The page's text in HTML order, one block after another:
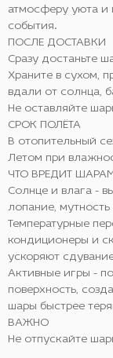
атмосферу уюта и
события.
ПОСЛЕ ДОСТАВКИ
Сразу достаньте
Храните в сухом,
вдали от солнца,
Не оставляйте
СРОК ПОЛЁТА
В отопительный
Летом при
ЧТО ВРЕДИТ
Солнце и влага -
лопание,
Температурные
кондиционеры и
ускоряют
Активные игры -
поверхность,
шары быстрее
ВАЖНО
Не отпускайте